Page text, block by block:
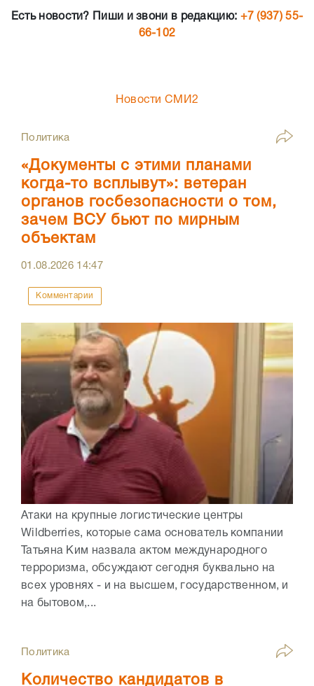
Есть новости? Пиши и звони в редакцию: +7 (937) 55-
66-102
Новости СМИ2
Политика
«Документы с этими планами
когда-то всплывут»: ветеран
органов госбезопасности о том,
зачем ВСУ бьют по мирным
объектам
01.08.2026 14:47
Комментарии
Атаки на крупные логистические центры
Wildberries, которые сама основатель компании
Татьяна Ким назвала актом международного
терроризма, обсуждают сегодня буквально на
всех уровнях - и на высшем, государственном, и
на бытовом,...
Политика
Количество кандидатов в